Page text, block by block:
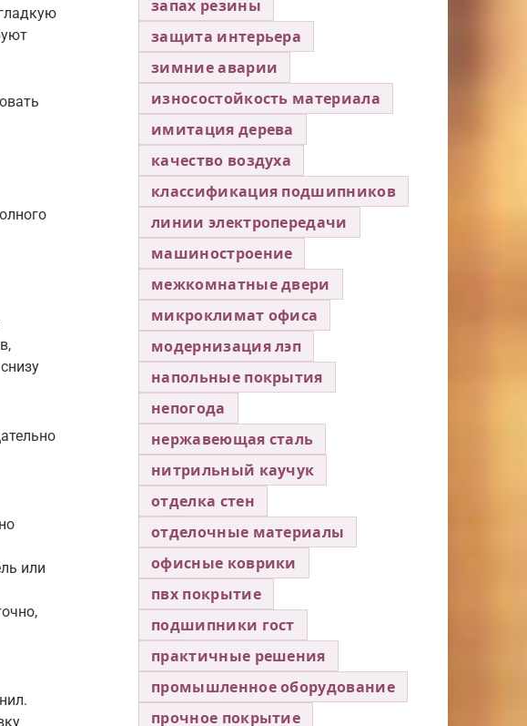
или
запах резины
защита интерьера
зимние аварии
износостойкость материала
имитация дерева
качество воздуха
классификация подшипников
линии электропередачи
машиностроение
межкомнатные двери
микроклимат офиса
модернизация лэп
напольные покрытия
непогода
нержавеющая сталь
нитрильный каучук
отделка стен
отделочные материалы
офисные коврики
пвх покрытие
подшипники гост
практичные решения
промышленное оборудование
прочное покрытие